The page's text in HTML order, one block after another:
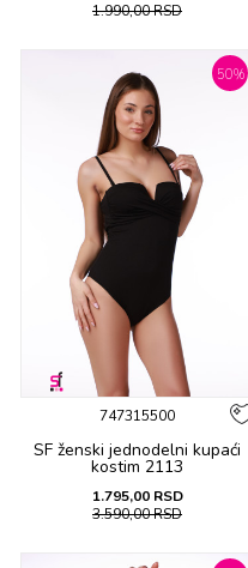
1.990,00RSD
50%
747315500
SF ženski jеdnоdеlni kupaći
kоstim 2113
1.795,00 RSD
3.590,00RSD